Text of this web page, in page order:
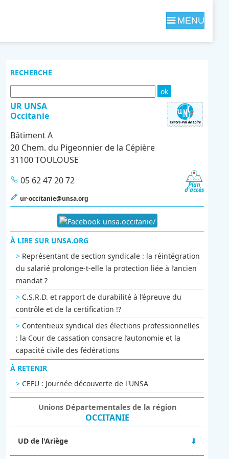
Navigation
M
e
n
u
RECHERCHE
UR UNSA
Occitanie
Bâtiment A
20 Chem. du Pigeonnier de la Cépière
31100 TOULOUSE
Plan
d'accès
05 62 47 20 72
ur-occitanie@unsa.org
unsa.occitanie/
À LIRE SUR UNSA.ORG
Représentant de section syndicale : la réintégration
du salarié prolonge-t-elle la protection liée à l’ancien
mandat ?
C.S.R.D. et rapport de durabilité à l’épreuve du
contrôle et de la certification !?
Contentieux syndical des élections professionnelles
: la Cour de cassation consacre l’autonomie et la
capacité civile des fédérations
À RETENIR
CEFU : Journée découverte de l'UNSA
Unions Départementales de la région
OCCITANIE
UD de l'Ariège